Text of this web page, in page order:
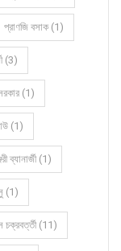
প্রাণজি বসাক (1)
(3)
সরকার (1)
(1)
ব্যানার্জী (1)
(1)
চক্রবর্ত্তী (11)